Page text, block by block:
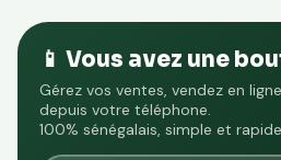
📱 Vous avez une
Gérez vos ventes, vendez en
depuis votre téléphone.
100% sénégalais, simple et